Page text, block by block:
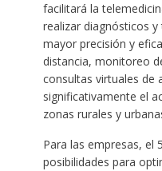
facilitará la
realizar diagnósticos
mayor precisión y
distancia, monitoreo
consultas virtuales de
significativamente el
zonas rurales y
Para las empresas, el
posibilidades para